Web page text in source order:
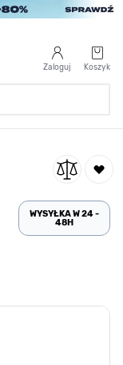
Zaloguj Koszyk
WYSYŁKA W 24 -
48H